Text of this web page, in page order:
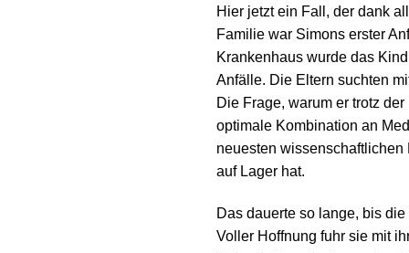
Hier jetzt ein Fall, der dank
Familie war Simons erster
Krankenhaus wurde das
Anfälle. Die Eltern suchten
Die Frage, warum er trotz
optimale Kombination an
neuesten
auf Lager hat.
Das dauerte so lange, bis
Voller Hoffnung fuhr sie mit